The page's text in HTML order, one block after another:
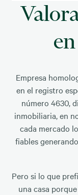
Empresa
en el registro
número 4630,
inmobiliaria, en
cada mercado
fiables
Pero si lo que
una casa